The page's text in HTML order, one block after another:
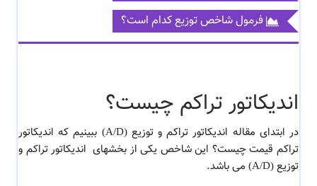
فرمول شاخص توزیع کدام است؟
اندیکاتور تراکم چیست؟
در ابتدای مقاله اندیکاتور تراکم و توزیع (A/D) ببینیم که اندیکاتور
تراکم قیمت چیست؟ این شاخص یکی از بخشهای اندیکاتور تراکم و
توزیع (A/D) می باشد.